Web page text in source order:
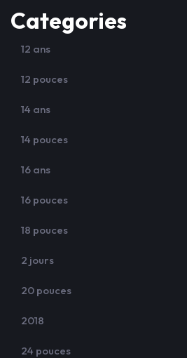
Categories
12 ans
12 pouces
14 ans
14 pouces
16 ans
16 pouces
18 pouces
2 jours
20 pouces
2018
24 pouces